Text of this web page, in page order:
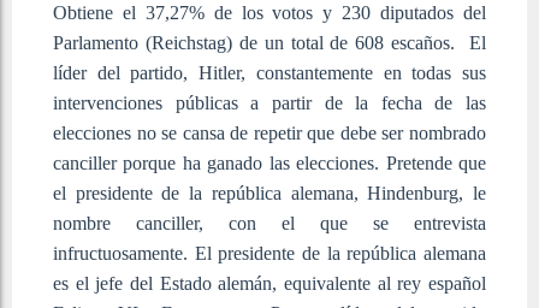
Obtiene el 37,27% de los votos y 230 diputados del
Parlamento (Reichstag) de un total de 608 escaños. El
líder del partido, Hitler, constantemente en todas sus
intervenciones públicas a partir de la fecha de las
elecciones no se cansa de repetir que debe ser nombrado
canciller porque ha ganado las elecciones. Pretende que
el presidente de la república alemana, Hindenburg, le
nombre canciller, con el que se entrevista
infructuosamente. El presidente de la república alemana
es el jefe del Estado alemán, equivalente al rey español